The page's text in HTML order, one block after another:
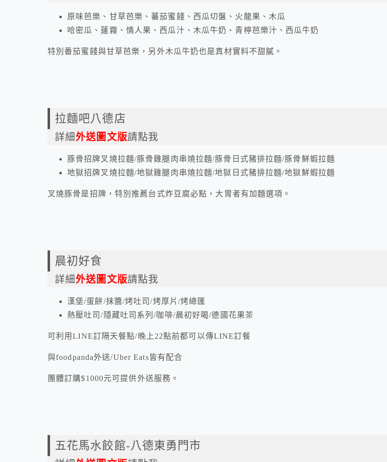
原味芭樂、甘草芭樂、蕃茄蜜餞、西瓜切盤、火龍果、木瓜
哈密瓜、蓮霧、情人果、西瓜汁、木瓜牛奶、青檸芭樂汁、西瓜牛奶
特別番茄蜜餞與甘草芭樂，另外木瓜牛奶也是真材實料不甜膩。
拉麵吧八德店
詳細外送圖文版請點我
豚骨招牌叉燒拉麵/豚骨雞腿肉串燒拉麵/豚骨日式豬排拉麵/豚骨鮮蝦拉麵
地獄招牌叉燒拉麵/地獄雞腿肉串燒拉麵/地獄日式豬排拉麵/地獄鮮蝦拉麵
叉燒豚骨是招牌，特別推薦台式炸豆腐必點，大胃者有加麵選項。
晨初好食
詳細外送圖文版請點我
漢堡/蛋餅/抹醬/烤吐司/烤厚片/烤總匯
熱壓吐司/隱藏吐司系列/咖啡/晨初好喝/德國花果茶
可利用LINE訂隔天餐點/晚上22點前都可以傳LINE訂餐
與foodpanda外送/Uber Eats皆有配合
團體訂購$1000元可提供外送服務。
五花馬水餃館-八德東勇門市